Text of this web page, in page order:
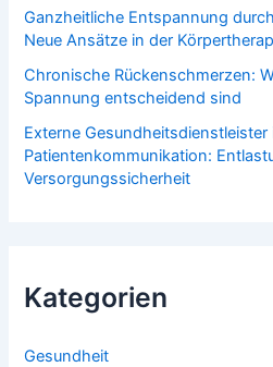
Ganzheitliche Entspannung
Neue Ansätze in der
Chronische Rückenschmerzen:
Spannung entscheidend sind
Externe Gesundheitsdienstleister
Patientenkommunikation:
Versorgungssicherheit
Kategorien
Gesundheit